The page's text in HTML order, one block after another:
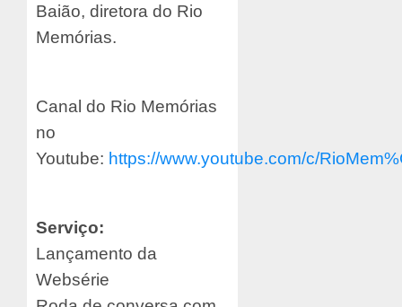
Baião, diretora do Rio
Memórias.
Canal do Rio Memórias
no
Youtube: https://www.youtube.com/c/
Serviço:
Lançamento da
Websérie